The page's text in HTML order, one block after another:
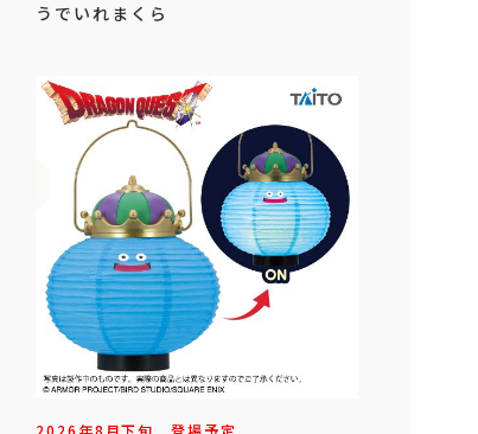
うでいれまくら